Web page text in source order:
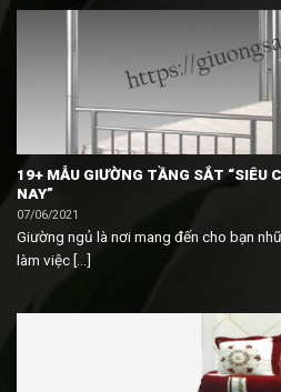
19+ MẪU GIƯỜNG TẦNG SẮT “SIÊU
NAY”
07/06/2021
Giường ngủ là nơi mang đến cho bạn
làm việc [...]